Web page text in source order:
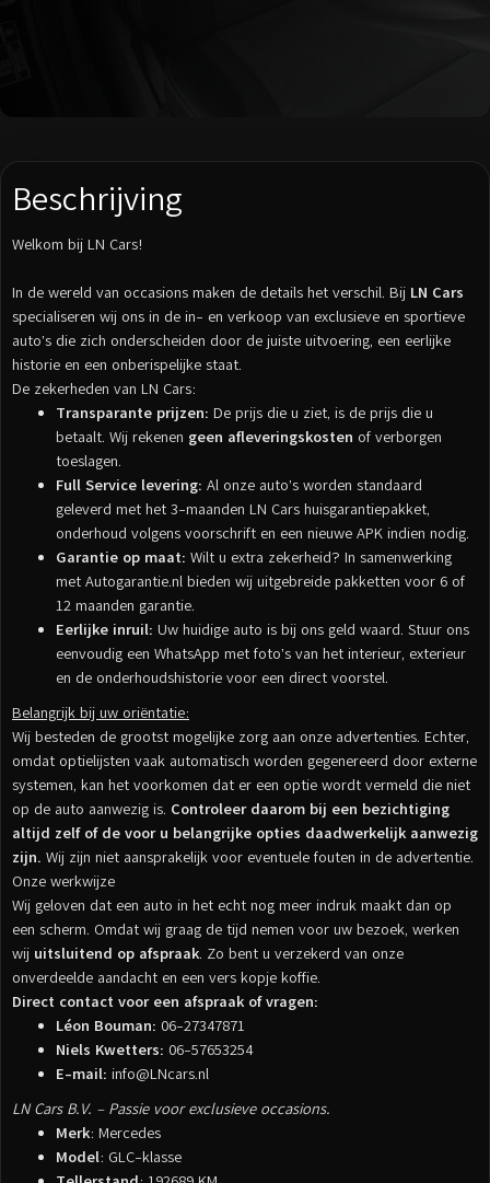
Beschrijving
Welkom bij LN Cars!
In de wereld van occasions maken de details het verschil. Bij LN Cars
specialiseren wij ons in de in- en verkoop van exclusieve en sportieve
auto’s die zich onderscheiden door de juiste uitvoering, een eerlijke
historie en een onberispelijke staat.
De zekerheden van LN Cars:
Transparante prijzen: De prijs die u ziet, is de prijs die u
betaalt. Wij rekenen geen afleveringskosten of verborgen
toeslagen.
Full Service levering: Al onze auto’s worden standaard
geleverd met het 3-maanden LN Cars huisgarantiepakket,
onderhoud volgens voorschrift en een nieuwe APK indien nodig.
Garantie op maat: Wilt u extra zekerheid? In samenwerking
met Autogarantie.nl bieden wij uitgebreide pakketten voor 6 of
12 maanden garantie.
Eerlijke inruil: Uw huidige auto is bij ons geld waard. Stuur ons
eenvoudig een WhatsApp met foto’s van het interieur, exterieur
en de onderhoudshistorie voor een direct voorstel.
Belangrijk bij uw oriëntatie:
Wij besteden de grootst mogelijke zorg aan onze advertenties. Echter,
omdat optielijsten vaak automatisch worden gegenereerd door externe
systemen, kan het voorkomen dat er een optie wordt vermeld die niet
op de auto aanwezig is. Controleer daarom bij een bezichtiging
altijd zelf of de voor u belangrijke opties daadwerkelijk aanwezig
zijn. Wij zijn niet aansprakelijk voor eventuele fouten in de advertentie.
Onze werkwijze
Wij geloven dat een auto in het echt nog meer indruk maakt dan op
een scherm. Omdat wij graag de tijd nemen voor uw bezoek, werken
wij uitsluitend op afspraak. Zo bent u verzekerd van onze
onverdeelde aandacht en een vers kopje koffie.
Direct contact voor een afspraak of vragen:
Léon Bouman: 06-27347871
Niels Kwetters: 06-57653254
E-mail: info@LNcars.nl
LN Cars B.V. – Passie voor exclusieve occasions.
Merk: Mercedes
Model: GLC-klasse